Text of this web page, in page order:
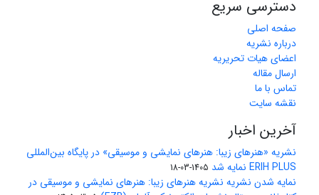
دسترسی سریع
صفحه اصلی
درباره نشریه
اعضای هیات تحریریه
ارسال مقاله
تماس با ما
نقشه سایت
آخرین اخبار
نشریه «هنرهای زیبا: هنرهای نمایشی و موسیقی» در پایگاه بین‌المللی
ERIH PLUS نمایه شد
1405-03-18
نمایه شدن نشریه نشریه هنرهای زیبا: هنرهای نمایشی و موسیقی در